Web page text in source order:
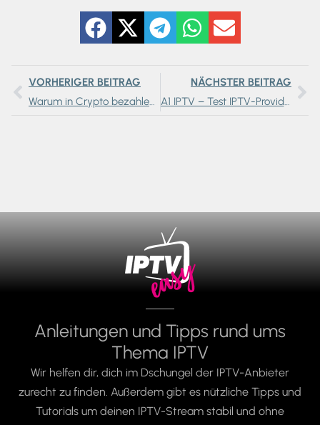
VORHERIGER BEITRAG
Warum in Crypto bezahlen? – Tipps
NÄCHSTER BEITRAG
A1 IPTV – Test IPTV-Provider
Anleitungen und Tipps rund ums
Thema IPTV
Wir helfen dir, dich im Dschungel der IPTV-Anbieter
zurecht zu finden. Außerdem gibt es nützliche Tipps und
Tutorials um deinen IPTV-Stream stabil und ohne